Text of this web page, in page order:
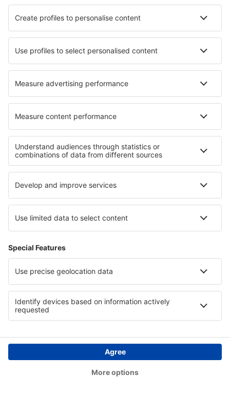
više sati
Cijena po osobi u oba pravca:
400EUR
1 Provjerite ponudu
Odlazak
2 Oct (Fri) SJJ - STR 1 presjedanje
06:10 14:30 detalji
Povratak
14:35 15:40 25h 5min
detalji
Cijena karata s aerodromskim taksama (bez naknade za uslugu od32
više sati
400
Provjerite ponudu